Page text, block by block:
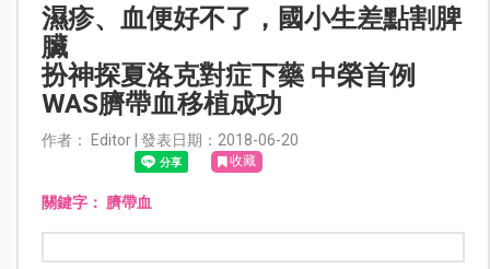
濕疹、血便好不了，國小生差點割脾
臟
扮神探夏洛克對症下藥 中榮首例
WAS臍帶血移植成功
作者： Editor | 發表日期：2018-06-20
收藏
關鍵字： 臍帶血